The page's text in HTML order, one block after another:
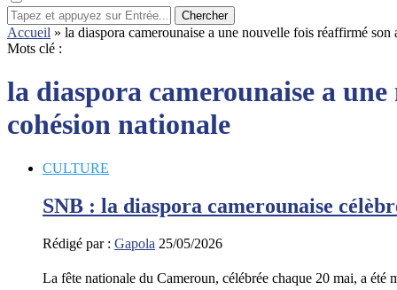
Chercher
Accueil » la diaspora camerounaise a une nouvelle fois réaffirmé
Mots clé :
la diaspora camerounaise a
cohésion nationale
CULTURE
SNB : la diaspora camerounaise
Rédigé par : Gapola 25/05/2026
La fête nationale du Cameroun, célébrée chaque 20 mai, a été